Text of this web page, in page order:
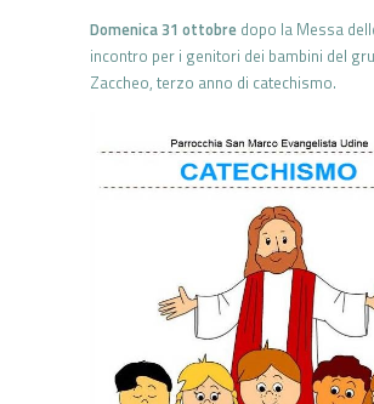
Domenica 31 ottobre dopo la Messa
incontro per i genitori dei bambini del
Zaccheo, terzo anno di catechismo.